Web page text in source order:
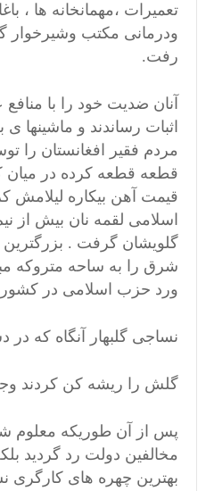
تعمیرات ،مهمانخانه ها ،
ودرمانی مکتب وشیرخوار
رفت.
آنان ضدیت خود را با
اثبات رساندند و ماشینها
مردم فقیر افغانستان را
قطعه قطعه کرده در میان
قیمت آهن بیکاره لیلامش
اسلامی لقمه نان بیش از
گلویشان گرفت . بزرگترین
شرق را به ساحه متروکه
ورد حزب اسلامی در
نساجی گلبهار آنگاه که
گلش را ریشه کن کردند
پس از آن طوریکه معلوم
مخالفین دولت رد گردید
بهترین چهره های کارگری